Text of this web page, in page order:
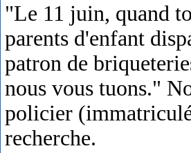
"Le 11 juin, quand
parents d'enfant
patron de
nous vous tuons."
policier
recherche.